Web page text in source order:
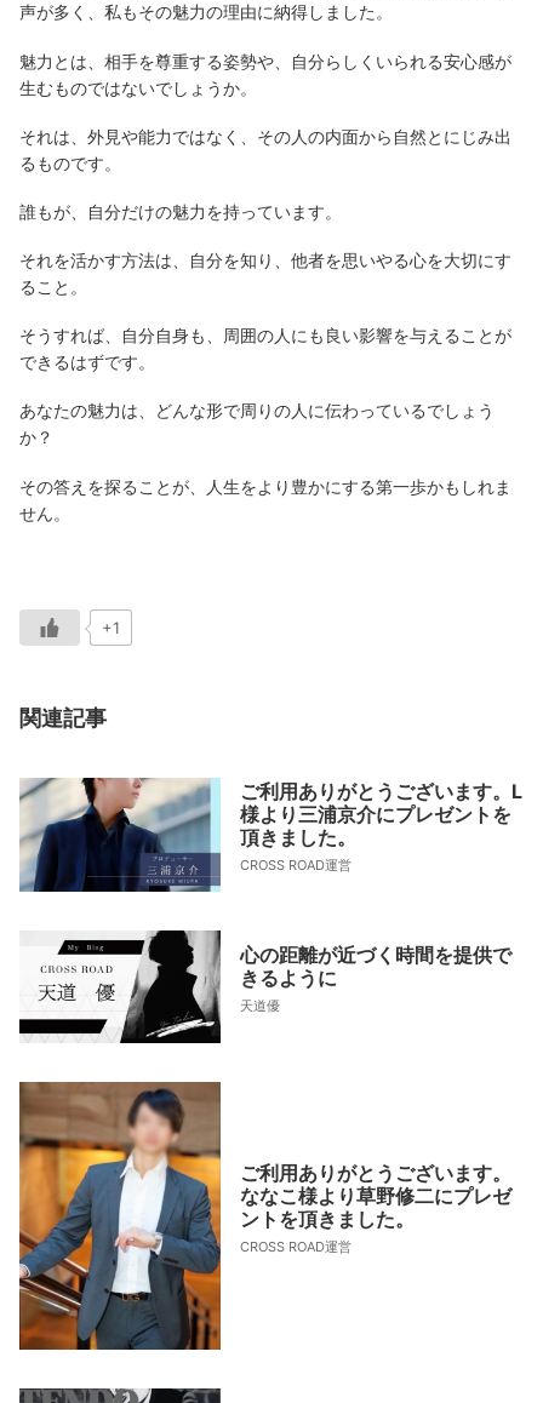
声が多く、私もその魅力の理由に納得しました。
魅力とは、相手を尊重する姿勢や、自分らしくいられる安心感が
生むものではないでしょうか。
それは、外見や能力ではなく、その人の内面から自然とにじみ出
るものです。
誰もが、自分だけの魅力を持っています。
それを活かす方法は、自分を知り、他者を思いやる心を大切にす
ること。
そうすれば、自分自身も、周囲の人にも良い影響を与えることが
できるはずです。
あなたの魅力は、どんな形で周りの人に伝わっているでしょう
か？
その答えを探ることが、人生をより豊かにする第一歩かもしれま
せん。
+1
関連記事
ご利用ありがとうございます。L
様より三浦京介にプレゼントを
頂きました。
CROSS ROAD運営
心の距離が近づく時間を提供で
きるように
天道優
ご利用ありがとうございます。
ななこ様より草野修二にプレゼ
ントを頂きました。
CROSS ROAD運営